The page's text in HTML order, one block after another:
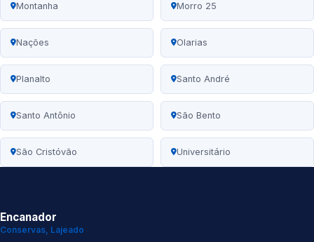
Montanha Morro 25
Nações Olarias
Planalto Santo André
Santo Antônio São Bento
São Cristóvão Universitário
Encanador
Conservas, Lajeado